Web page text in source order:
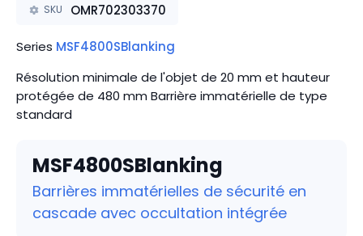
SKU OMR702303370
Series MSF4800SBlanking
Résolution minimale de l'objet de 20 mm et hauteur
protégée de 480 mm Barrière immatérielle de type
standard
MSF4800SBlanking
Barrières immatérielles de sécurité en
cascade avec occultation intégrée